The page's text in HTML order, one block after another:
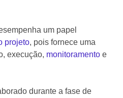
um papel
projeto, pois fornece uma
execução, monitoramento e
durante a fase de